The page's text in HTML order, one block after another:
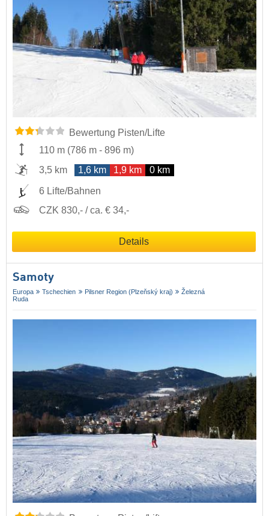
Bewertung Pisten/Lifte
110 m (786 m - 896 m)
3,5 km
1,6 km 1,9 km 0 km
6 Lifte/Bahnen
CZK 830,- / ca. € 34,-
Details
Samoty
Europa Tschechien Pilsner Region (Plzeňský kraj)
Železná
Ruda